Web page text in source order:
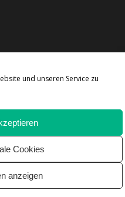
und unseren Service zu
Cookies
anzeigen
Saar (FGBS)